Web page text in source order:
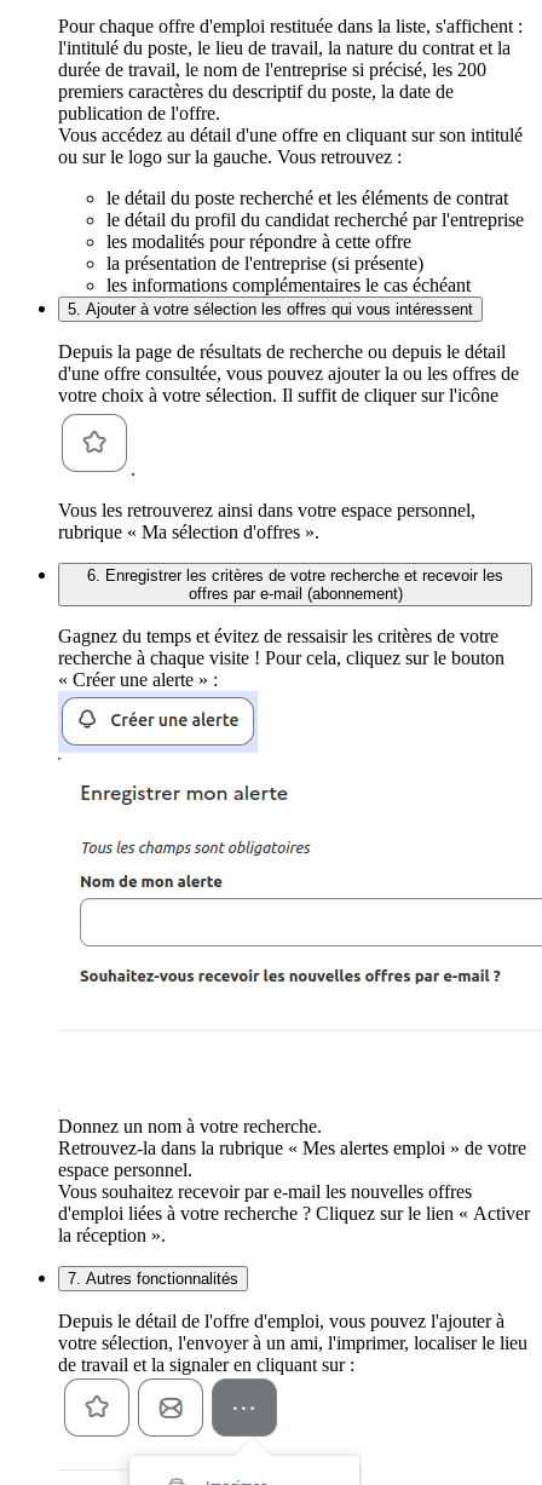
Pour chaque offre d'emploi restituée dans la liste, s'affichent :
l'intitulé du poste, le lieu de travail, la nature du contrat et la
durée de travail, le nom de l'entreprise si précisé, les 200
premiers caractères du descriptif du poste, la date de
publication de l'offre.
Vous accédez au détail d'une offre en cliquant sur son intitulé
ou sur le logo sur la gauche. Vous retrouvez :
le détail du poste recherché et les éléments de contrat
le détail du profil du candidat recherché par l'entreprise
les modalités pour répondre à cette offre
la présentation de l'entreprise (si présente)
les informations complémentaires le cas échéant
5. Ajouter à votre sélection les offres qui vous intéressent
Depuis la page de résultats de recherche ou depuis le détail
d'une offre consultée, vous pouvez ajouter la ou les offres de
votre choix à votre sélection. Il suffit de cliquer sur l'icône
.
Vous les retrouverez ainsi dans votre espace personnel,
rubrique « Ma sélection d'offres ».
6. Enregistrer les critères de votre recherche et recevoir les
offres par e-mail (abonnement)
Gagnez du temps et évitez de ressaisir les critères de votre
recherche à chaque visite ! Pour cela, cliquez sur le bouton
« Créer une alerte » :
Donnez un nom à votre recherche.
Retrouvez-la dans la rubrique « Mes alertes emploi » de votre
espace personnel.
Vous souhaitez recevoir par e-mail les nouvelles offres
d'emploi liées à votre recherche ? Cliquez sur le lien « Activer
la réception ».
7. Autres fonctionnalités
Depuis le détail de l'offre d'emploi, vous pouvez l'ajouter à
votre sélection, l'envoyer à un ami, l'imprimer, localiser le lieu
de travail et la signaler en cliquant sur :